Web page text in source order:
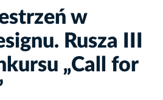
w
Rusza III
„Call for